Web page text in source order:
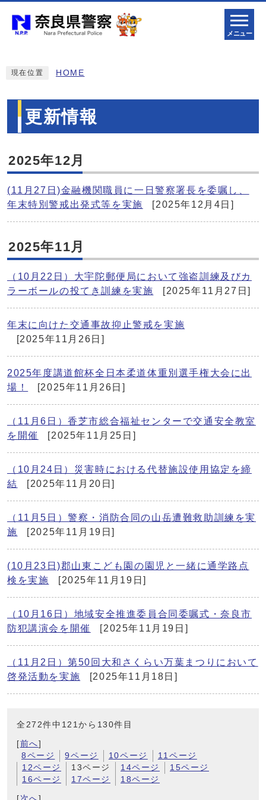
メニュー
現在位置 HOME
更新情報
2025年12月
(11月27日)金融機関職員に一日警察署長を委嘱し、
年末特別警戒出発式等を実施
[2025年12月4日]
2025年11月
（10月22日）大宇陀郵便局において強盗訓練及びカ
ラーボールの投てき訓練を実施
[2025年11月27日]
年末に向けた交通事故抑止警戒を実施
[2025年11月26日]
2025年度講道館杯全日本柔道体重別選手権大会に出
場！
[2025年11月26日]
（11月6日）香芝市総合福祉センターで交通安全教室
を開催
[2025年11月25日]
（10月24日）災害時における代替施設使用協定を締
結
[2025年11月20日]
（11月5日）警察・消防合同の山岳遭難救助訓練を実
施
[2025年11月19日]
(10月23日)郡山東こども園の園児と一緒に通学路点
検を実施
[2025年11月19日]
（10月16日）地域安全推進委員合同委嘱式・奈良市
防犯講演会を開催
[2025年11月19日]
（11月2日）第50回大和さくらい万葉まつりにおいて
啓発活動を実施
[2025年11月18日]
全272件中121から130件目
[前へ]
8ページ
9ページ 10ページ
11ページ
12ページ
13ページ 14ページ
15ページ
16ページ
17ページ 18ページ